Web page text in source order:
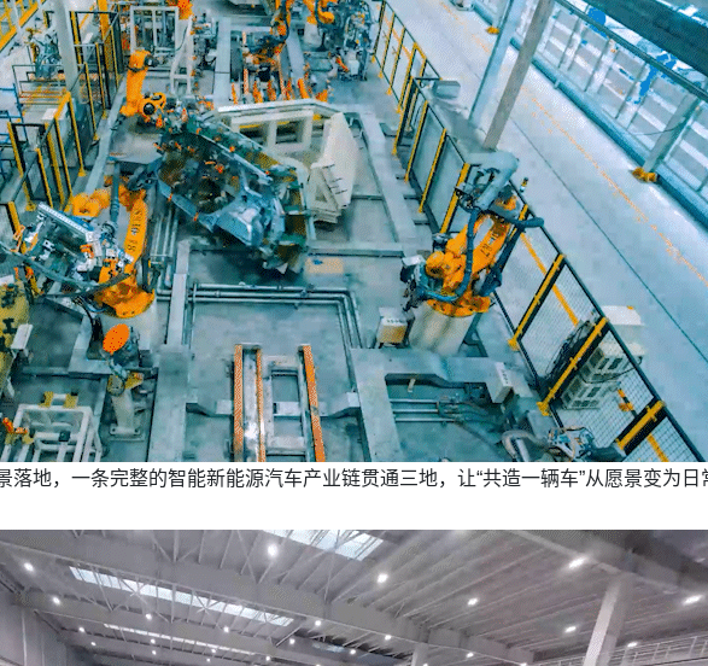
地，一条完整的智能新能源汽车产业链贯通三地，让“共造一辆车”从愿景变为